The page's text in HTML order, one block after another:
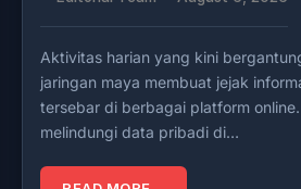
Aktivitas harian yang kini
jaringan maya membuat jejak
tersebar di berbagai platform
melindungi data pribadi di…